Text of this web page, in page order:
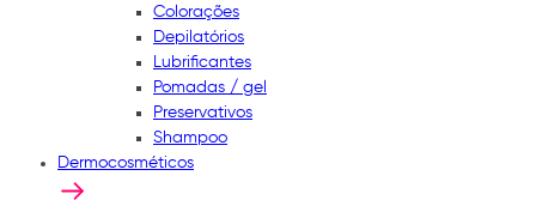
Colorações
Depilatórios
Lubrificantes
Pomadas / gel
Preservativos
Shampoo
Dermocosméticos